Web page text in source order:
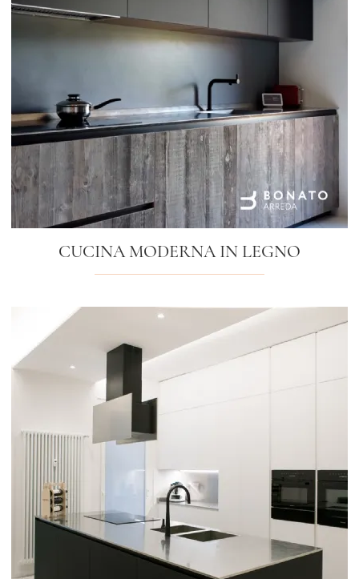
CUCINA MODERNA IN LEGNO